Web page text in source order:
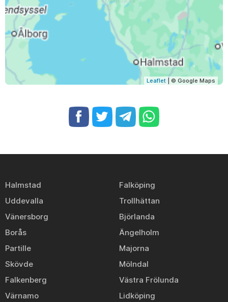
Leaflet | © Google Maps
Halmstad
Falköping
Uddevalla
Trollhättan
Vänersborg
Björlanda
Borås
Ängelholm
Partille
Majorna
Skövde
Mölndal
Falkenberg
Västra Frölunda
Värnamo
Lidköping